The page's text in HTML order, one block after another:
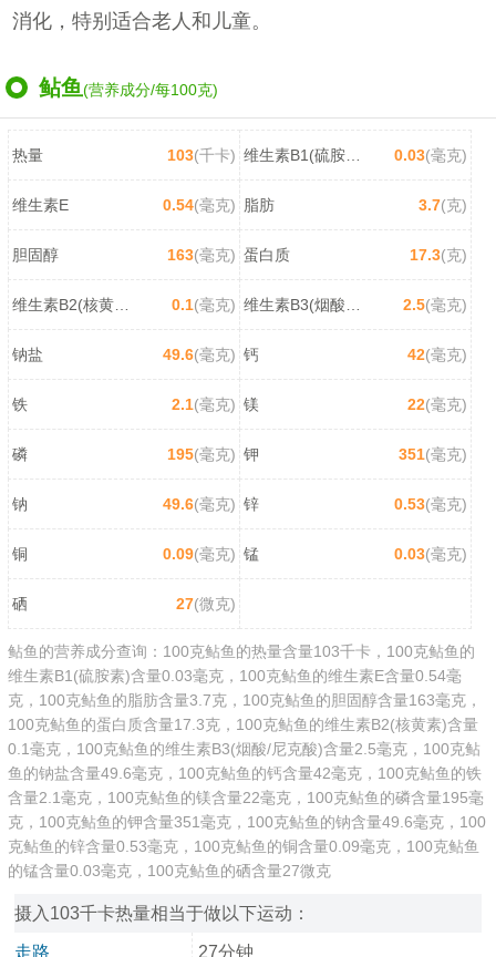
消化，特别适合老人和儿童。
鲇鱼(营养成分/每100克)
热量 103(千卡) 维生素B1(硫胺素) 0.03(毫克)
维生素E 0.54(毫克) 脂肪 3.7(克)
胆固醇 163(毫克) 蛋白质 17.3(克)
维生素B2(核黄素) 0.1(毫克) 2.5(毫克)
钠盐 49.6(毫克) 钙 42(毫克)
铁 2.1(毫克) 镁 22(毫克)
磷 195(毫克) 钾 351(毫克)
钠 49.6(毫克) 锌 0.53(毫克)
铜 0.09(毫克) 锰 0.03(毫克)
硒 27(微克)
鲇鱼的营养成分查询：100克鲇鱼的热量含量103千卡，100克鲇鱼的
维生素B1(硫胺素)含量0.03毫克，100克鲇鱼的维生素E含量0.54毫
克，100克鲇鱼的脂肪含量3.7克，100克鲇鱼的胆固醇含量163毫克，
100克鲇鱼的蛋白质含量17.3克，100克鲇鱼的维生素B2(核黄素)含量
0.1毫克，100克鲇鱼的维生素B3(烟酸/尼克酸)含量2.5毫克，100克鲇
鱼的钠盐含量49.6毫克，100克鲇鱼的钙含量42毫克，100克鲇鱼的铁
含量2.1毫克，100克鲇鱼的镁含量22毫克，100克鲇鱼的磷含量195毫
克，100克鲇鱼的钾含量351毫克，100克鲇鱼的钠含量49.6毫克，100
克鲇鱼的锌含量0.53毫克，100克鲇鱼的铜含量0.09毫克，100克鲇鱼
的锰含量0.03毫克，100克鲇鱼的硒含量27微克
摄入103千卡热量相当于做以下运动：
走路 27分钟